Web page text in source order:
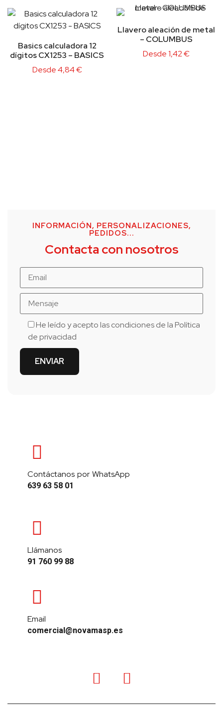
Basics calculadora 12
dígitos CX1253 – BASICS
Desde4,84€
Llavero aleación de metal
– COLUMBUS
Desde1,42€
INFORMACIÓN, PERSONALIZACIONES,
PEDIDOS...
Contacta con nosotros
He leído y acepto las condiciones de laPolítica
de privacidad
Contáctanos por WhatsApp
639 63 58 01
Llámanos
91 760 99 88
Email
comercial@novamasp.es